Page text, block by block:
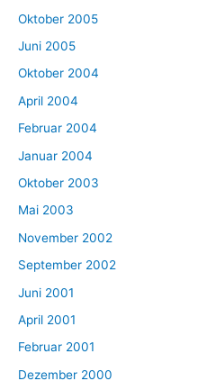
Oktober 2005
Juni 2005
Oktober 2004
April 2004
Februar 2004
Januar 2004
Oktober 2003
Mai 2003
November 2002
September 2002
Juni 2001
April 2001
Februar 2001
Dezember 2000